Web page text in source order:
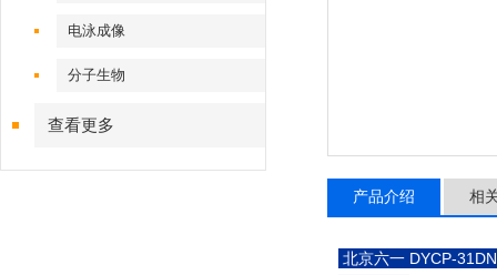
电泳成像
分子生物
查看更多
产品介绍 相
北京六一 DYCP-